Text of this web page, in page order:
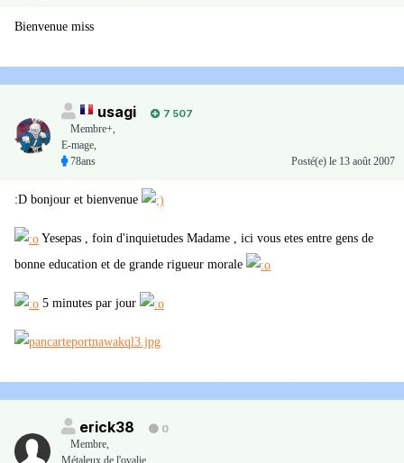
Bienvenue miss
usagi
7 507
Membre+,
E-mage,
78ans
Posté(e) le 13 août 2007
:D bonjour et bienvenue
Yesepas , foin d'inquietudes Madame , ici vous etes entre gens de
bonne education et de grande rigueur morale
5 minutes par jour
erick38
0
Membre,